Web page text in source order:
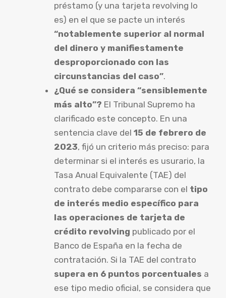
préstamo (y una tarjeta revolving lo
es) en el que se pacte un interés
“notablemente superior al normal
del dinero y manifiestamente
desproporcionado con las
circunstancias del caso”.
¿Qué se considera “sensiblemente
más alto”? El Tribunal Supremo ha
clarificado este concepto. En una
sentencia clave del 15 de febrero de
2023, fijó un criterio más preciso: para
determinar si el interés es usurario, la
Tasa Anual Equivalente (TAE) del
contrato debe compararse con el tipo
de interés medio específico para
las operaciones de tarjeta de
crédito revolving publicado por el
Banco de España en la fecha de
contratación. Si la TAE del contrato
supera en 6 puntos porcentuales a
ese tipo medio oficial, se considera que